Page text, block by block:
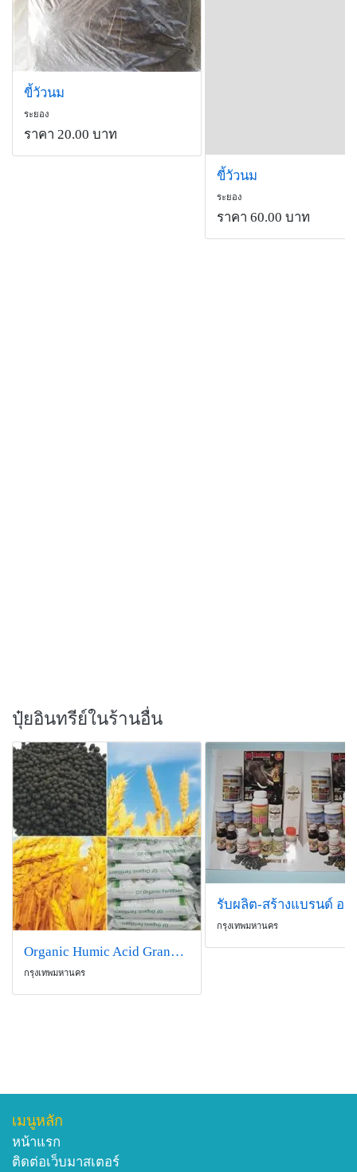
ขี้วัวนม
ระยอง
ราคา 20.00 บาท
ขี้วัวนม
ระยอง
ราคา 60.00 บาท
ปุ๋ยอินทรีย์ในร้านอื่น
Organic Humic Acid Granular Fertilizer
กรุงเทพมหานคร
กรุงเทพมหานคร
เมนูหลัก
หน้าแรก
ติดต่อเว็บมาสเตอร์